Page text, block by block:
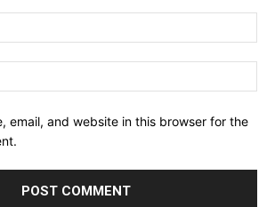
email, and website in this browser for the